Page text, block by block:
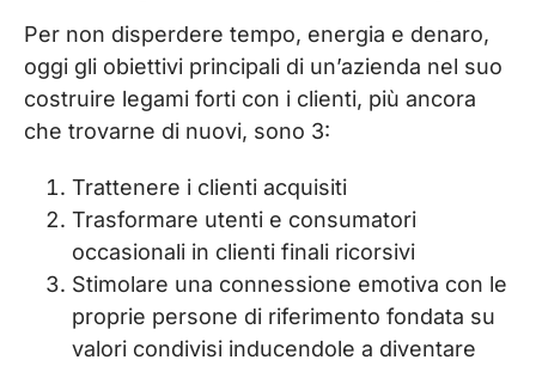
Per non disperdere tempo, energia e denaro,
oggi gli obiettivi principali di un’azienda nel suo
costruire legami forti con i clienti, più ancora
che trovarne di nuovi, sono 3:
Trattenere i clienti acquisiti
Trasformare utenti e consumatori
occasionali in clienti finali ricorsivi
Stimolare una connessione emotiva con le
proprie persone di riferimento fondata su
valori condivisi inducendole a diventare